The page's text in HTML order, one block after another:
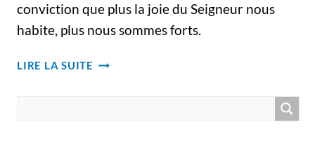
conviction que plus la joie du Seigneur nous
habite, plus nous sommes forts.
LIRE LA SUITE LA